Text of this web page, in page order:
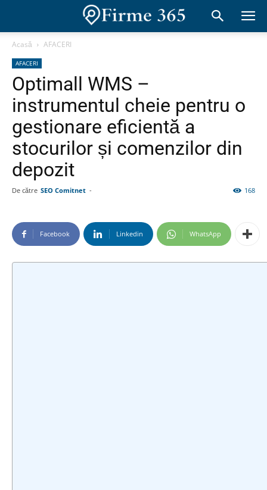
Acasă AFACERI
AFACERI
Optimall WMS –
instrumentul cheie pentru o
gestionare eficientă a
stocurilor și comenzilor din
depozit
De către SEO Comitnet - 168
Facebook Linkedin WhatsApp